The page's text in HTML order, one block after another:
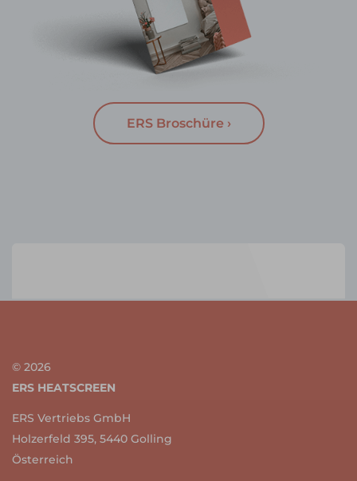
ERS Broschüre ›
© 2026
ERS HEATSCREEN
ERS Vertriebs GmbH
Holzerfeld 395, 5440 Golling
Österreich